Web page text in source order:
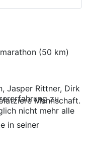
(50 km)
Jasper Rittner, Dirk
Mannschaft.
in seiner
zu
nicht mehr alle